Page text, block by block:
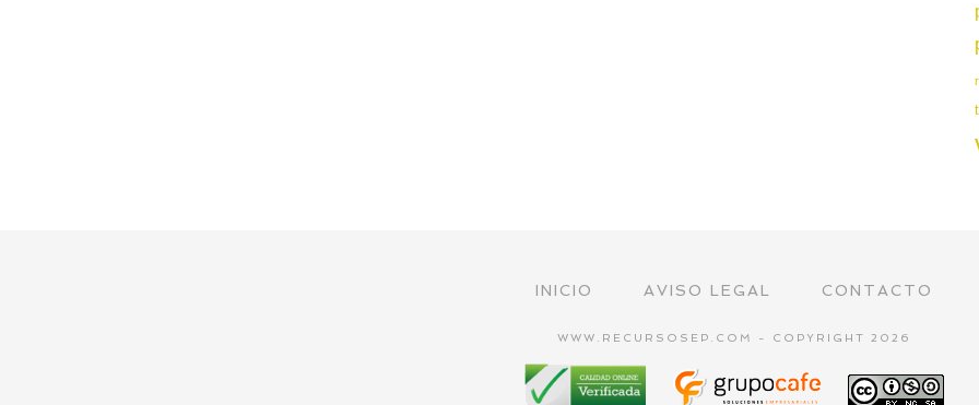
INICIO AVISO LEGAL CONTACTO
WWW.RECURSOSEP.COM - COPYRIGHT 2026